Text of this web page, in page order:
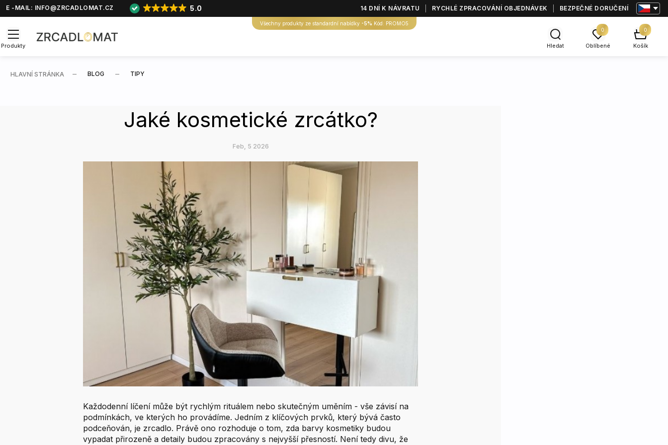
E -MAIL: INFO@ZRCADLOMAT.CZ 5.0 14 DNÍ K NÁVRATU RYCHLÉ ZPRACOVÁNÍ OBJEDNÁVEK BEZPEČNÉ DORUČENÍ
Všechny produkty ze standardní nabídky -5% Kód: PROMO5
Produkty Hledat
0
Oblíbené
0
Košík
HLAVNÍ STRÁNKA BLOG TIPY
Jaké kosmetické zrcátko?
Feb, 5 2026
Každodenní líčení může být rychlým rituálem nebo skutečným uměním - vše závisí na
podmínkách, ve kterých ho provádíme. Jedním z klíčových prvků, který bývá často
podceňován, je zrcadlo. Právě ono rozhoduje o tom, zda barvy kosmetiky budou
vypadat přirozeně a detaily budou zpracovány s nejvyšší přesností. Není tedy divu, že